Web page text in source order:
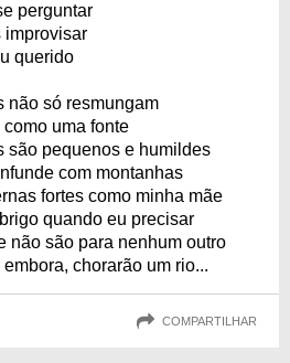
perguntar
improvisar
querido
não só resmungam
uma fonte
são pequenos e humildes
com montanhas
fortes como minha mãe
quando eu precisar
não são para nenhum outro
chorarão um rio...
COMPARTILHAR